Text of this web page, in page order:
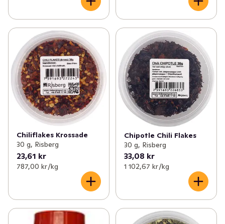
Chiliflakes Krossade
30 g, Risberg
23,61 kr
787,00 kr /kg
Chipotle Chili Flakes
30 g, Risberg
33,08 kr
1 102,67 kr /kg